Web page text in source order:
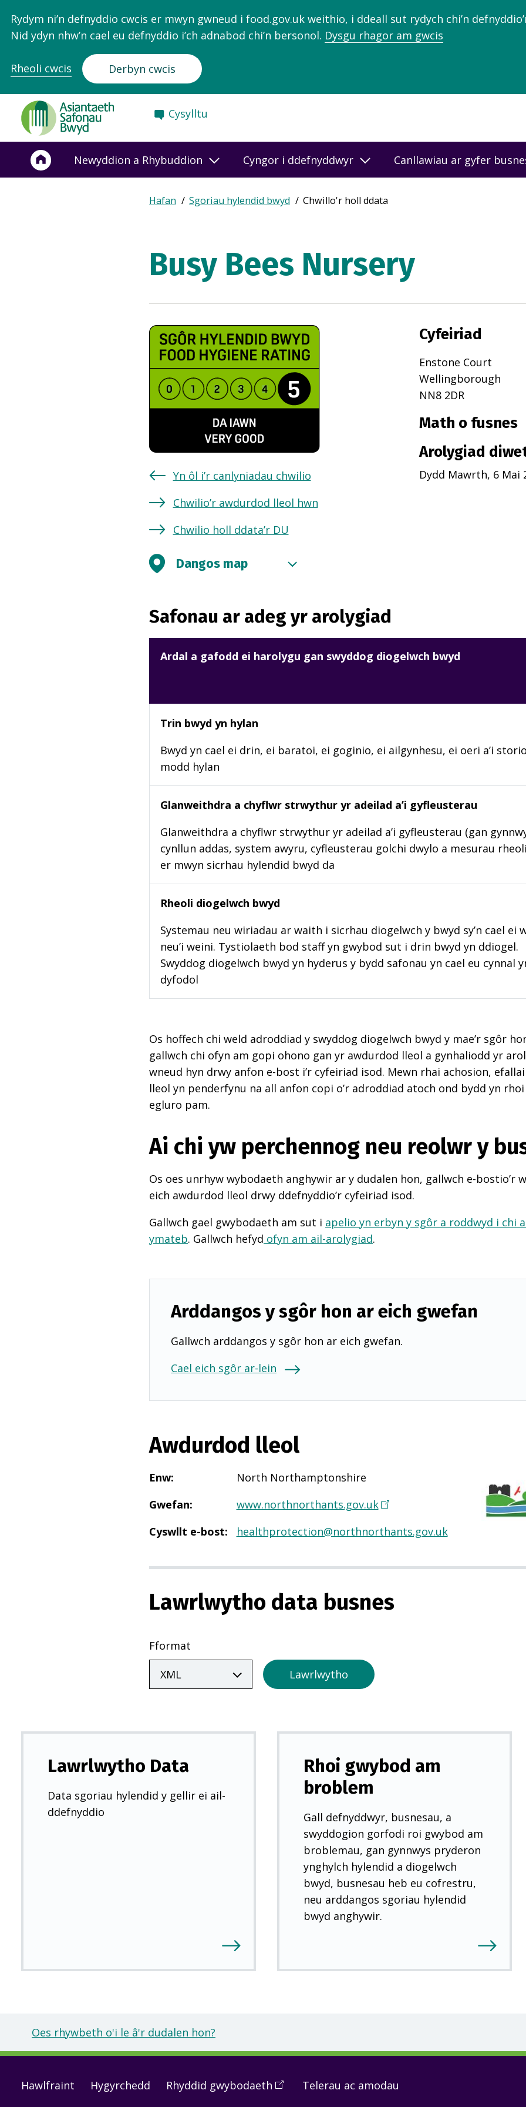
Rydym ni’n defnyddio cwcis er mwyn gwneud i food.gov.uk weithio, i ddeall sut rydych chi’n
Nid ydyn nhw’n cael eu defnyddio i’ch adnabod chi’n bersonol. Dysgu rhagor am gwcis
Rheoli cwcis Derbyn cwcis
Food
Standards
Agency
Frontpage
Cysylltu
Newyddion a Rhybuddion Cyngor i ddefnyddwyr Canllawiau ar gyfer
Breadcrumb
Expand
breadcrumb
Hafan Sgoriau hylendid bwyd Chwillo'r holl ddata
Busy Bees Nursery
Yn ôl i’r canlyniadau chwilio
Chwilio’r awdurdod lleol hwn
Chwilio holl ddata’r DU
Cyfeiriad
Enstone Court
Wellingborough
NN8 2DR
Math o fusnes
Arolygiad
Dydd Mawrth, 6 Mai
Dangos map
Safonau ar adeg yr arolygiad
Ardal a gafodd ei harolygu gan swyddog diogelwch bwyd
Trin bwyd yn hylan
Bwyd yn cael ei drin, ei baratoi, ei goginio, ei ailgynhesu, ei oeri a’i
modd hylan
Glanweithdra a chyflwr strwythur yr adeilad a’i gyfleusterau
Glanweithdra a chyflwr strwythur yr adeilad a’i gyfleusterau (gan
cynllun addas, system awyru, cyfleusterau golchi dwylo a mesurau
er mwyn sicrhau hylendid bwyd da
Rheoli diogelwch bwyd
Systemau neu wiriadau ar waith i sicrhau diogelwch y bwyd sy’n cael ei
neu’i weini. Tystiolaeth bod staff yn gwybod sut i drin bwyd yn ddiogel.
Swyddog diogelwch bwyd yn hyderus y bydd safonau yn cael eu cynnal
dyfodol
Os hoffech chi weld adroddiad y swyddog diogelwch bwyd y mae’r sgôr
gallwch chi ofyn am gopi ohono gan yr awdurdod lleol a gynhaliodd yr
wneud hyn drwy anfon e-bost i’r cyfeiriad isod. Mewn rhai achosion,
lleol yn penderfynu na all anfon copi o’r adroddiad atoch ond bydd yn
egluro pam.
Ai chi yw perchennog neu reolwr y
Os oes unrhyw wybodaeth anghywir ar y dudalen hon, gallwch e-bostio’r
eich awdurdod lleol drwy ddefnyddio’r cyfeiriad isod.
Gallwch gael gwybodaeth am sut i apelio yn erbyn y sgôr a roddwyd i chi
ymateb. Gallwch hefyd ofyn am ail-arolygiad.
Arddangos y sgôr hon ar eich gwefan
Gallwch arddangos y sgôr hon ar eich gwefan.
Cael eich sgôr ar-lein
Awdurdod lleol
Enw:
North Northamptonshire
Gwefan: www.northnorthants.gov.uk(
n
g
r
n
w
d
)
Cyswllt e-bost: healthprotection@northnorthants.gov.uk
Lawrlwytho data busnes
Fformat
Lawrlwytho
Lawrlwytho Data
Data sgoriau hylendid y gellir ei ail-
ddefnyddio
Rhoi gwybod am
broblem
Gall defnyddwyr, busnesau, a
swyddogion gorfodi roi gwybod am
broblemau, gan gynnwys pryderon
ynghylch hylendid a diogelwch
bwyd, busnesau heb eu cofrestru,
neu arddangos sgoriau hylendid
bwyd anghywir.
Oes rhywbeth o'i le â'r dudalen hon?
Footer
Hawlfraint Hygyrchedd Rhyddid gwybodaeth (OpenTelerau ac amodau